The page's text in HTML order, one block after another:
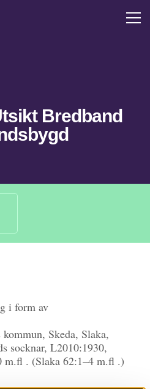
Bredband
i form av
Skeda, Slaka,
socknar, L2010:1930,
m.ﬂ . (Slaka 62:1–4 m.ﬂ .)